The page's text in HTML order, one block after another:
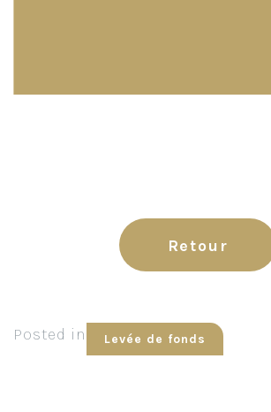
Retour
Posted in Levée de fonds